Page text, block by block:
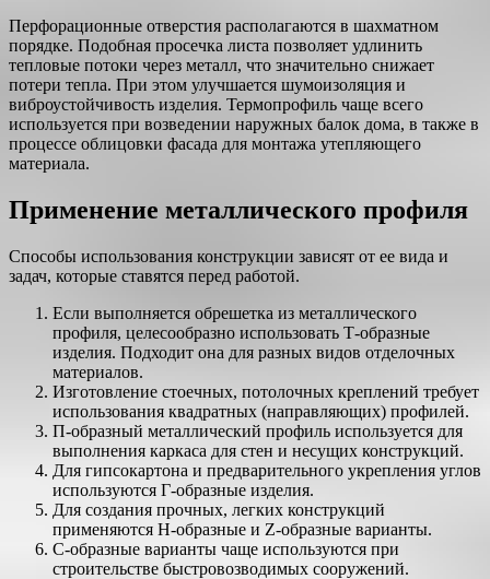
Перфорационные отверстия располагаются в шахматном
порядке. Подобная просечка листа позволяет удлинить
тепловые потоки через металл, что значительно снижает
потери тепла. При этом улучшается шумоизоляция и
виброустойчивость изделия. Термопрофиль чаще всего
используется при возведении наружных балок дома, в также в
процессе облицовки фасада для монтажа утепляющего
материала.
Применение металлического профиля
Способы использования конструкции зависят от ее вида и
задач, которые ставятся перед работой.
Если выполняется обрешетка из металлического
профиля, целесообразно использовать Т-образные
изделия. Подходит она для разных видов отделочных
материалов.
Изготовление стоечных, потолочных креплений требует
использования квадратных (направляющих) профилей.
П-образный металлический профиль используется для
выполнения каркаса для стен и несущих конструкций.
Для гипсокартона и предварительного укрепления углов
используются Г-образные изделия.
Для создания прочных, легких конструкций
применяются Н-образные и Z-образные варианты.
С-образные варианты чаще используются при
строительстве быстровозводимых сооружений.